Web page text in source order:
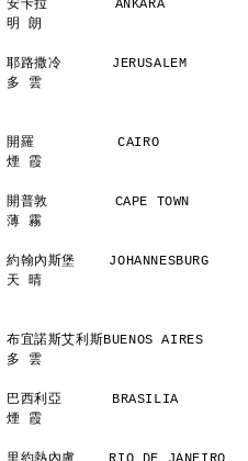
安卡拉        ANKARA
明 朗
耶路撒冷      JERUSALEM
多 雲
開羅          CAIRO
煙 霞
開普敦        CAPE TOWN
薄 霧
約翰內斯堡
天 晴
布宜諾斯艾利斯BUENOS
多 雲
巴西利亞      BRASILIA
煙 霞